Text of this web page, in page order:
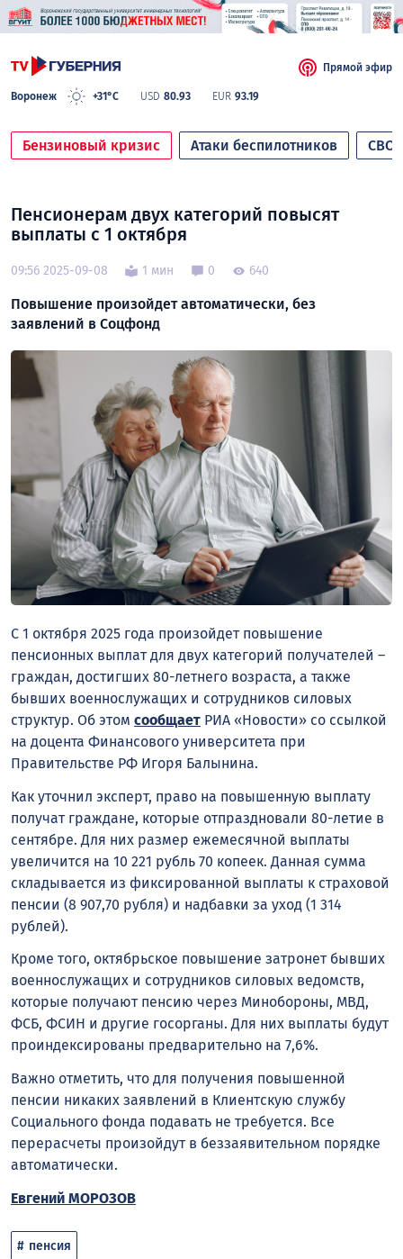
Воронеж +31°C USD 80.93 EUR 93.19
Прямой эфир
Бензиновый кризис Атаки беспилотников СВО
Пенсионерам двух категорий повысят
выплаты с 1 октября
09:56 2025-09-08 1 мин 0 640
Повышение произойдет автоматически, без
заявлений в Соцфонд
С 1 октября 2025 года произойдет повышение
пенсионных выплат для двух категорий получателей –
граждан, достигших 80-летнего возраста, а также
бывших военнослужащих и сотрудников силовых
структур. Об этом сообщает РИА «Новости» со ссылкой
на доцента Финансового университета при
Правительстве РФ Игоря Балынина.
Как уточнил эксперт, право на повышенную выплату
получат граждане, которые отпраздновали 80-летие в
сентябре. Для них размер ежемесячной выплаты
увеличится на 10 221 рубль 70 копеек. Данная сумма
складывается из фиксированной выплаты к страховой
пенсии (8 907,70 рубля) и надбавки за уход (1 314
рублей).
Кроме того, октябрьское повышение затронет бывших
военнослужащих и сотрудников силовых ведомств,
которые получают пенсию через Минобороны, МВД,
ФСБ, ФСИН и другие госорганы. Для них выплаты будут
проиндексированы предварительно на 7,6%.
Важно отметить, что для получения повышенной
пенсии никаких заявлений в Клиентскую службу
Социального фонда подавать не требуется. Все
перерасчеты произойдут в беззаявительном порядке
автоматически.
Евгений МОРОЗОВ
пенсия